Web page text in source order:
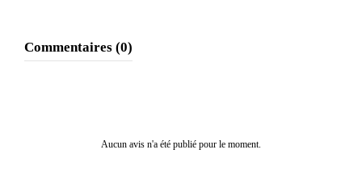
Commentaires (0)
Aucun avis n'a été publié pour le moment.